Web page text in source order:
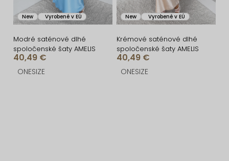
New Vyrobené v EÚ
Modré saténové dlhé
spoločenské šaty AMELIS
40,49 €
ONESIZE
New Vyrobené v EÚ
Krémové saténové dlhé
spoločenské šaty AMELIS
40,49 €
ONESIZE